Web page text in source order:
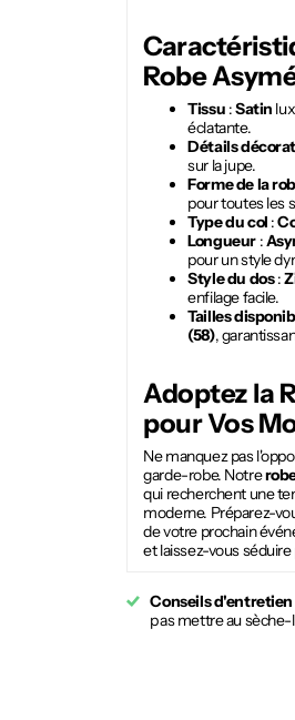
Robe
Tissu :Satin
éclatante.
Détails
sur la jupe.
Forme de la
pour toutes les
Type du col :
Longueur:
pour un style
Style du dos:
enfilage facile.
Tailles
(58),
Adoptez la
pour Vos
Ne manquez pas
garde-robe. Notre
qui recherchent une
moderne. Préparez-
de votre prochain
et laissez-vous
Conseils d'entretien
pas mettre au